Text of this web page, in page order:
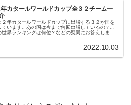
カタールワールドカップ全３２チーム一
２年カタールワールドカップに出場する３２か国を
ています。あの国は今まで何回出場しているの？こ
世界ランキングは何位？などの疑問にお答えしま
2022.10.03